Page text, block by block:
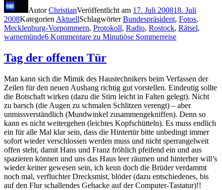
AutorChristianVeröffentlicht am 17. Juli 200818. Juli
2008Kategorien AktuellSchlagwörterBundespräsident, Fotos,
Mecklenburg-Vorpommern, Protokoll, Radio, Rostock, Rätsel,
warnemünde6 Kommentare zu Minutiöse Sommerreise
Tag der offenen Tür
Man kann sich die Mimik des Haustechnikers beim Verfassen der
Zeilen für den neuen Aushang richtig gut vorstellen. Eindeutig sollte
die Botschaft wirken (dazu die Stirn leicht in Falten gelegt). Nicht
zu barsch (die Augen zu schmalen Schlitzen verengt) – aber
unmissverständlich (Mundwinkel zusammengekniffen). Denn so
kann es nicht weitergehen (leichtes Kopfschütteln). Es muss endlich
ein für alle Mal klar sein, dass die Hintertür bitte unbedingt immer
sofort wieder verschlossen werden muss und nicht sperrangelweit
offen steht, damit Hans und Franz fröhlich pfeifend ein und aus
spazieren können und uns das Haus leer räumen und hinterher will’s
wieder keiner gewesen sein, ich kenn doch die Brüder verdammt
noch mal, verfluchter Drecksmist, blöder (dazu entschiedenes, bis
auf den Flur schallendes Gehacke auf der Computer-Tastatur)!!